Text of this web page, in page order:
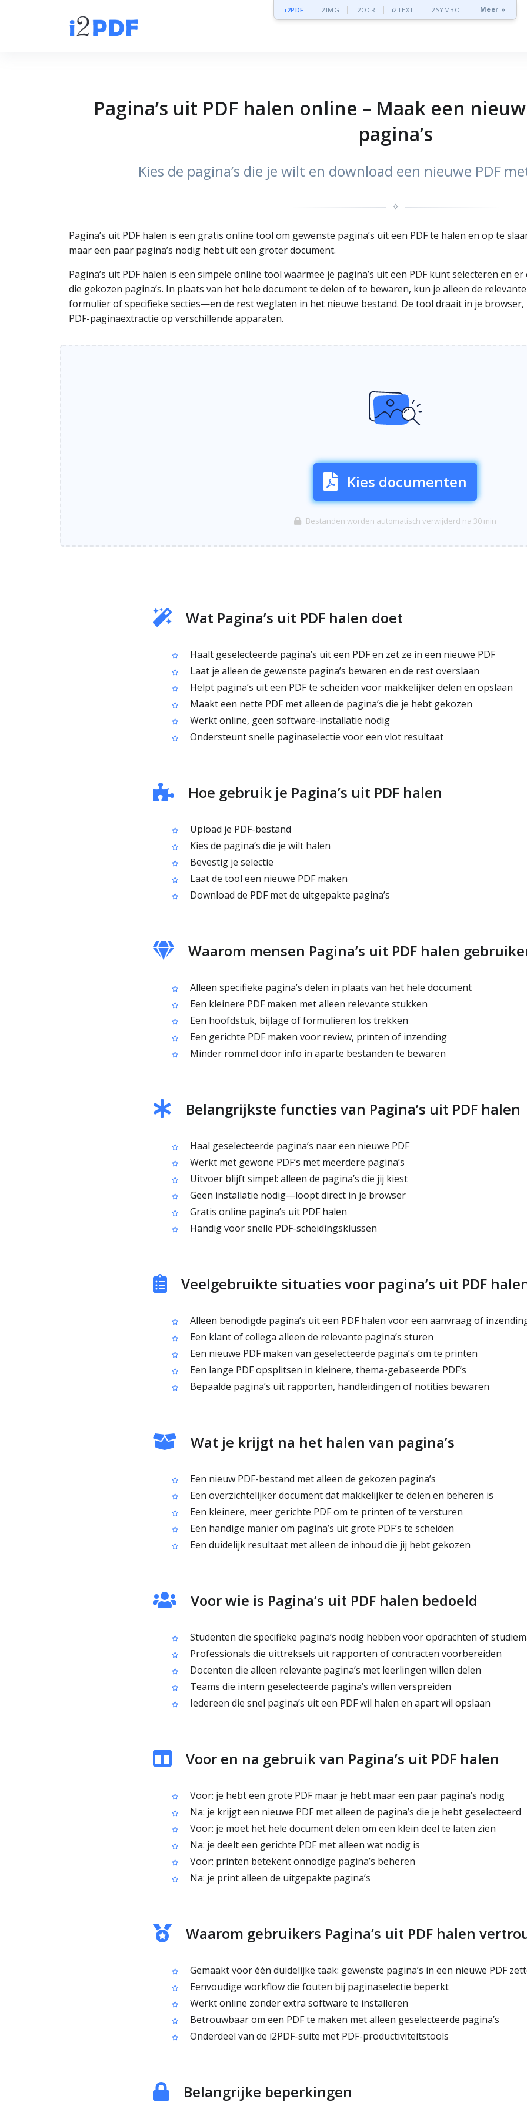
i2PDF i2IMG i2OCR i2TEXT i2SYMBOL Meer »
Pagina’s uit PDF halen online – Maak een
pagina’s
Kies de pagina’s die je wilt en download een nieuwe PDF
✧
Pagina’s uit PDF halen is een gratis online tool om gewenste pagina’s uit een PDF te halen en op te
maar een paar pagina’s nodig hebt uit een groter document.
Pagina’s uit PDF halen is een simpele online tool waarmee je pagina’s uit een PDF kunt selecteren en
die gekozen pagina’s. In plaats van het hele document te delen of te bewaren, kun je alleen de
formulier of specifieke secties—en de rest weglaten in het nieuwe bestand. De tool draait in je
PDF-paginaextractie op verschillende apparaten.
Kies documenten
Bestanden worden automatisch verwijderd na 30 min
Wat Pagina’s uit PDF halen doet
Haalt geselecteerde pagina’s uit een PDF en zet ze in een nieuwe PDF
Laat je alleen de gewenste pagina’s bewaren en de rest overslaan
Helpt pagina’s uit een PDF te scheiden voor makkelijker delen en opslaan
Maakt een nette PDF met alleen de pagina’s die je hebt gekozen
Werkt online, geen software-installatie nodig
Ondersteunt snelle paginaselectie voor een vlot resultaat
Hoe gebruik je Pagina’s uit PDF halen
Upload je PDF-bestand
Kies de pagina’s die je wilt halen
Bevestig je selectie
Laat de tool een nieuwe PDF maken
Download de PDF met de uitgepakte pagina’s
Waarom mensen Pagina’s uit PDF halen
Alleen specifieke pagina’s delen in plaats van het hele document
Een kleinere PDF maken met alleen relevante stukken
Een hoofdstuk, bijlage of formulieren los trekken
Een gerichte PDF maken voor review, printen of inzending
Minder rommel door info in aparte bestanden te bewaren
Belangrijkste functies van Pagina’s uit PDF halen
Haal geselecteerde pagina’s naar een nieuwe PDF
Werkt met gewone PDF’s met meerdere pagina’s
Uitvoer blijft simpel: alleen de pagina’s die jij kiest
Geen installatie nodig—loopt direct in je browser
Gratis online pagina’s uit PDF halen
Handig voor snelle PDF-scheidingsklussen
Veelgebruikte situaties voor pagina’s uit PDF
Alleen benodigde pagina’s uit een PDF halen voor een aanvraag of
Een klant of collega alleen de relevante pagina’s sturen
Een nieuwe PDF maken van geselecteerde pagina’s om te printen
Een lange PDF opsplitsen in kleinere, thema-gebaseerde PDF’s
Bepaalde pagina’s uit rapporten, handleidingen of notities bewaren
Wat je krijgt na het halen van pagina’s
Een nieuw PDF-bestand met alleen de gekozen pagina’s
Een overzichtelijker document dat makkelijker te delen en beheren is
Een kleinere, meer gerichte PDF om te printen of te versturen
Een handige manier om pagina’s uit grote PDF’s te scheiden
Een duidelijk resultaat met alleen de inhoud die jij hebt gekozen
Voor wie is Pagina’s uit PDF halen bedoeld
Studenten die specifieke pagina’s nodig hebben voor opdrachten of
Professionals die uittreksels uit rapporten of contracten voorbereiden
Docenten die alleen relevante pagina’s met leerlingen willen delen
Teams die intern geselecteerde pagina’s willen verspreiden
Iedereen die snel pagina’s uit een PDF wil halen en apart wil opslaan
Voor en na gebruik van Pagina’s uit PDF halen
Voor: je hebt een grote PDF maar je hebt maar een paar pagina’s nodig
Na: je krijgt een nieuwe PDF met alleen de pagina’s die je hebt geselecteerd
Voor: je moet het hele document delen om een klein deel te laten zien
Na: je deelt een gerichte PDF met alleen wat nodig is
Voor: printen betekent onnodige pagina’s beheren
Na: je print alleen de uitgepakte pagina’s
Waarom gebruikers Pagina’s uit PDF halen
Gemaakt voor één duidelijke taak: gewenste pagina’s in een nieuwe PDF
Eenvoudige workflow die fouten bij paginaselectie beperkt
Werkt online zonder extra software te installeren
Betrouwbaar om een PDF te maken met alleen geselecteerde pagina’s
Onderdeel van de i2PDF-suite met PDF-productiviteitstools
Belangrijke beperkingen